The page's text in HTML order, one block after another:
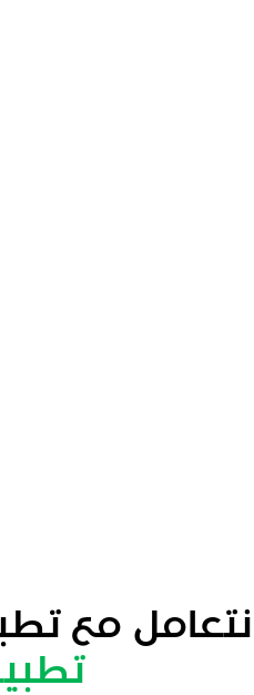
مع